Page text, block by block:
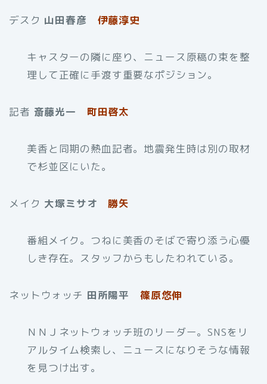
デスク 山田春彦 伊藤淳史
キャスターの隣に座り、ニュース原稿の束を整
理して正確に手渡す重要なポジション。
記者 斎藤光一 町田啓太
美香と同期の熱血記者。地震発生時は別の取材
で杉並区にいた。
メイク 大塚ミサオ勝矢
番組メイク。つねに美香のそばで寄り添う心優
しき存在。スタッフからもしたわれている。
ネットウォッチ 田所陽平 篠原悠伸
ＮＮＪネットウォッチ班のリーダー。SNSをリ
アルタイム検索し、ニュースになりそうな情報
を見つけ出す。